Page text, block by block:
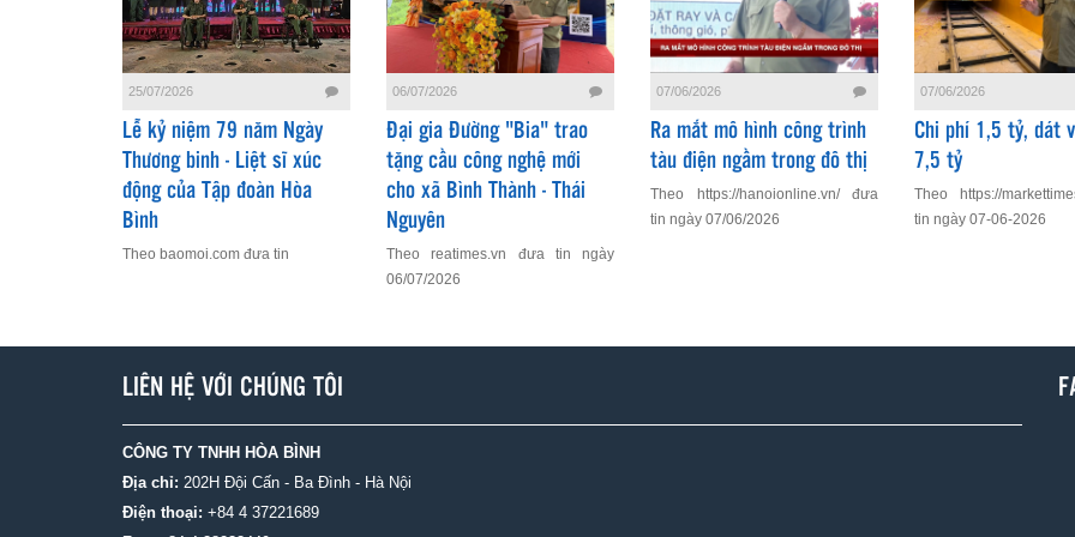
25/07/2026
Lễ kỷ niệm 79 năm Ngày
Thương binh - Liệt sĩ xúc
động của Tập đoàn Hòa
Bình
Theo baomoi.com đưa tin
06/07/2026
Đại gia Đường "Bia" trao
tặng cầu công nghệ mới
cho xã Bình Thành - Thái
Nguyên
Theo reatimes.vn đưa tin ngày
06/07/2026
07/06/2026
Ra mắt mô hình công trình
tàu điện ngầm trong đô thị
Theo https://hanoionline.vn/ đưa
tin ngày 07/06/2026
07/06/2026
Chi phí 1,5 tỷ, dát
7,5 tỷ
Theo https://
tin ngày 07-06-2026
LIÊN HỆ VỚI CHÚNG TÔI
CÔNG TY TNHH HÒA BÌNH
Địa chỉ: 202H Đội Cấn - Ba Đình - Hà Nội
Điện thoại: +84 4 37221689